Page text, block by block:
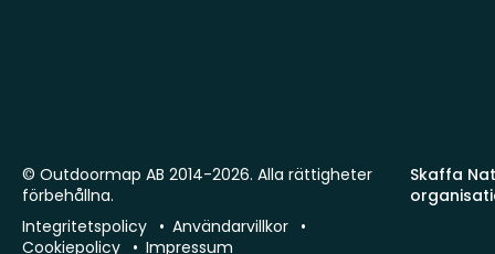
Skaffa
© Outdoormap AB 2014-2026. Alla rättigheter
förbehållna.
Integritetspolicy
Användarvillkor
Cookiepolicy
Impressum